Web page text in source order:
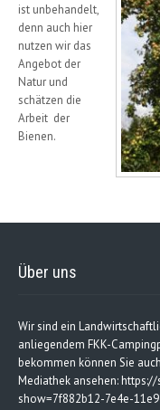
ist unbehandelt,
denn auch hier
nutzen wir das
Angebot der
Natur und
schätzen die
Arbeit der
Bienen.
Über uns
Wir sind ein
anliegendem FKK-
bekommen können Sie
Mediathek ansehen:
show=7f882b12-7e4e-